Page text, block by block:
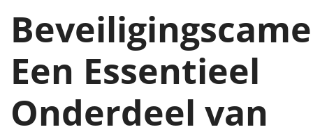
Een Essentieel
Onderdeel van